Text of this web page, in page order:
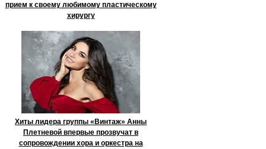
прием к своему любимому пластическому
хирургу
Хиты лидера группы «Винтаж» Анны
Плетневой впервые прозвучат в
сопровождении хора и оркестра на